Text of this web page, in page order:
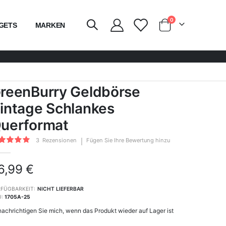
MARKEN Wagen
0Artikel
Geldbörse
Schlankes
100
3 Rezensionen Fügen Sie Ihre Bewertung hinzu
€
NICHT LIEFERBAR
1705A-25
Sie mich, wenn das Produkt wieder auf Lager ist